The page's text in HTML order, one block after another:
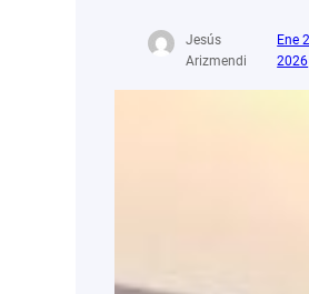
Jesús
Arizmendi
Ene
2026